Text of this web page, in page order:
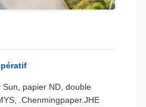
papier ND, double
.Chenmingpaper.JHE